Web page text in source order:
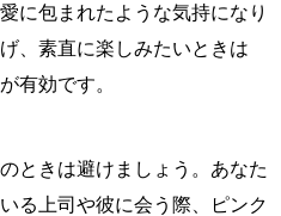
に包まれたような気持になり
、素直に楽しみたいときは
が有効です。
ときは避けましょう。あなた
る上司や彼に会う際、ピンク